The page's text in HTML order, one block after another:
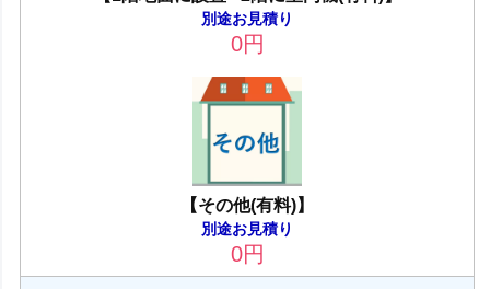
別途お見積り
0円
【その他(有料)】
別途お見積り
0円